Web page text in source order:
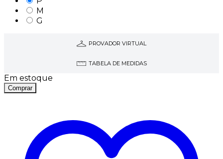
M
G
PROVADOR VIRTUAL
TABELA DE MEDIDAS
Em estoque
Comprar